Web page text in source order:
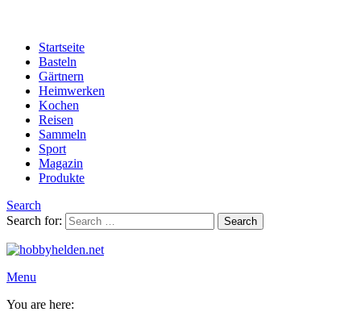
Startseite
Basteln
Gärtnern
Heimwerken
Kochen
Reisen
Sammeln
Sport
Magazin
Produkte
Search
Search for:
Search
Menu
You are here: